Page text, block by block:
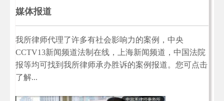
媒体报道
我所律师代理了许多有社会影响力的案例，中央
CCTV13新闻频道法制在线，上海新闻频道，中国法院
报等均可找到我所律师承办胜诉的案例报道。您可点击
了解...